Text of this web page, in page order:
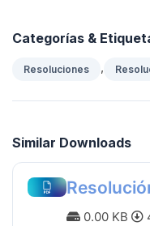
Categorías &
Resoluciones
Similar Downloads
0.00 KB